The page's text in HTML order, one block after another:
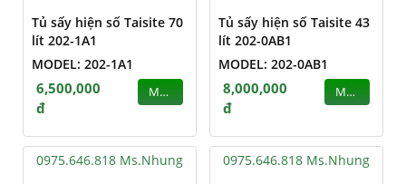
Tủ sấy hiện số Taisite 70
lít 202-1A1
MODEL: 202-1A1
6,500,000
đ
MUA
Tủ sấy hiện số Taisite 43
lít 202-0AB1
MODEL: 202-0AB1
8,000,000
đ
MUA
0975.646.818 Ms.Nhung 0975.646.818 Ms.Nhung